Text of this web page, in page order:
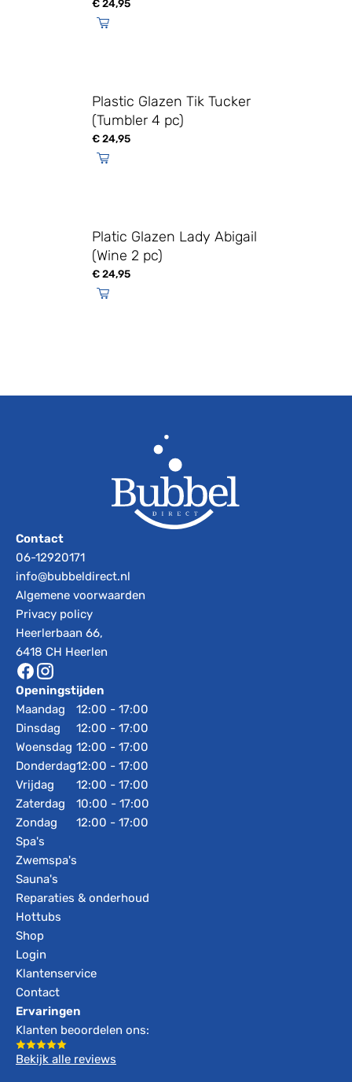
€24,95
Plastic Glazen Tik Tucker
(Tumbler 4 pc)
€24,95
Platic Glazen Lady Abigail
(Wine 2 pc)
€24,95
Contact
06-12920171
info@bubbeldirect.nl
Algemene voorwaarden
Privacy policy
Heerlerbaan 66,
6418 CH Heerlen
Openingstijden
Maandag
Dinsdag
Woensdag
Donderdag
Vrijdag
Zaterdag
Zondag
12:00 - 17:00
12:00 - 17:00
12:00 - 17:00
12:00 - 17:00
12:00 - 17:00
10:00 - 17:00
12:00 - 17:00
Spa's
Zwemspa's
Sauna's
Reparaties & onderhoud
Hottubs
Shop
Login
Klantenservice
Contact
Ervaringen
Klanten beoordelen ons:
Bekijk alle reviews